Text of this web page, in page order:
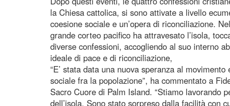
la Chiesa cattolica, si sono attivate a livello
coesione sociale e un’opera di riconciliazione.
grande corteo pacifico ha attravesato l’isola,
diverse confessioni, accogliendo al suo interno
ideale di pace e di riconciliazione,
“E’ stata data una nuova speranza al movimento
sociale fra la popolazione”, ha commentato a
Sacro Cuore di Palm Island. “Stiamo lavorando
dell’isola. Sono stato sorpreso dalla facilità con